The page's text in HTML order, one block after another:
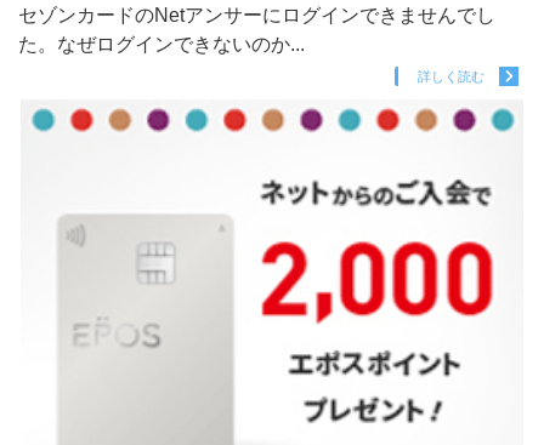
セゾンカードのNetアンサーにログインできませんでし
た。なぜログインできないのか...
詳しく読む